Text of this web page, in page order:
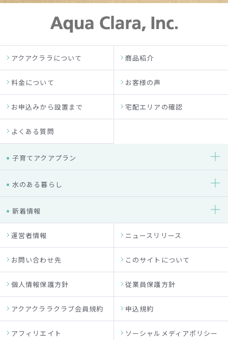
アクアクララについて 商品紹介
料金について お客様の声
お申込みから設置まで 宅配エリアの確認
よくある質問
子育てアクアプラン
水のある暮らし
新着情報
運営者情報 ニュースリリース
お問い合わせ先 このサイトについて
個人情報保護方針 従業員保護方針
アクアクララクラブ会員規約 申込規約
アフィリエイト ソーシャルメディアポリシー